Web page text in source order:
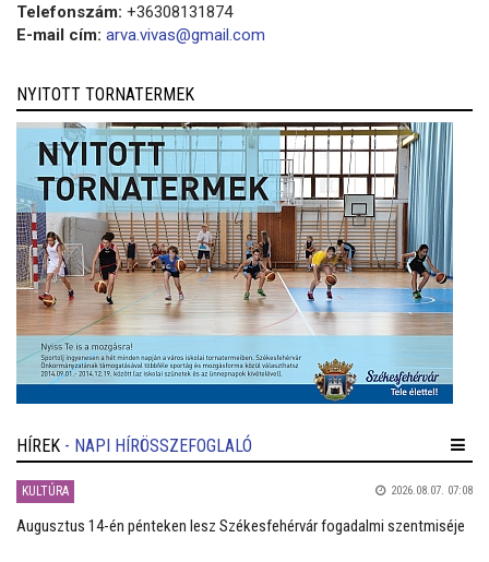
Telefonszám: +36308131874
E-mail cím: arva.vivas@gmail.com
NYITOTT TORNATERMEK
HÍREK - NAPI HÍRÖSSZEFOGLALÓ
KULTÚRA 2026.08.07. 07:08
Augusztus 14-én pénteken lesz Székesfehérvár fogadalmi szentmiséje